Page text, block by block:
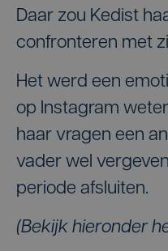
Daar zou Kedist
confronteren met
Het werd een
op Instagram
haar vragen een
vader wel
periode afsluiten.
(Bekijk hieronder